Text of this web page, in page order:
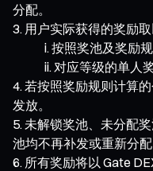
分配。
用户实际获得的奖励
按照奖池及奖励
对应等级的单人
若按照奖励规则计算
发放。
未解锁奖池、未分配
池均不再补发或重新分配
所有奖励将以 Gate